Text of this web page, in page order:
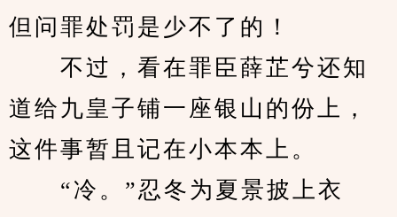
但问罪处罚是少不了的！
不过，看在罪臣薛芷兮还知
道给九皇子铺一座银山的份上，
这件事暂且记在小本本上。
“冷。”忍冬为夏景披上衣